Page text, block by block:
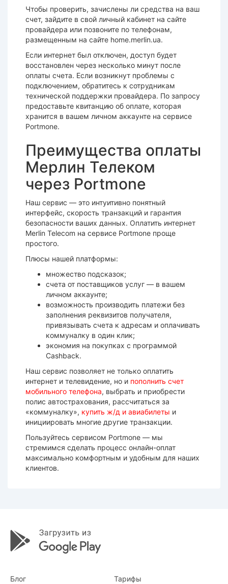
Чтобы проверить, зачислены ли средства на ваш
счет, зайдите в свой личный кабинет на сайте
провайдера или позвоните по телефонам,
размещенным на сайте home.merlin.ua.
Если интернет был отключен, доступ будет
восстановлен через несколько минут после
оплаты счета. Если возникнут проблемы с
подключением, обратитесь к сотрудникам
технической поддержки провайдера. По запросу
предоставьте квитанцию об оплате, которая
хранится в вашем личном аккаунте на сервисе
Portmone.
Преимущества оплаты
Мерлин Телеком
через Portmone
Наш сервис — это интуитивно понятный
интерфейс, скорость транзакций и гарантия
безопасности ваших данных. Оплатить интернет
Merlin Telecom на сервисе Portmone проще
простого.
Плюсы нашей платформы:
множество подсказок;
счета от поставщиков услуг — в вашем
личном аккаунте;
возможность производить платежи без
заполнения реквизитов получателя,
привязывать счета к адресам и оплачивать
коммуналку в один клик;
экономия на покупках с программой
Cashback.
Наш сервис позволяет не только оплатить
интернет и телевидение, но и пополнить счет
мобильного телефона, выбрать и приобрести
полис автострахования, рассчитаться за
«коммуналку», купить ж/д и авиабилеты и
инициировать многие другие транзакции.
Пользуйтесь сервисом Portmone — мы
стремимся сделать процесс онлайн-оплат
максимально комфортным и удобным для наших
клиентов.
Блог Тарифы